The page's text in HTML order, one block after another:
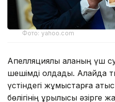
Фото: yahoo.com
Апелляциялық алқаның үш
шешімді қолдады. Алайда
үстіндегі жұмыстарға
бөлігінің құрылысы әзірге